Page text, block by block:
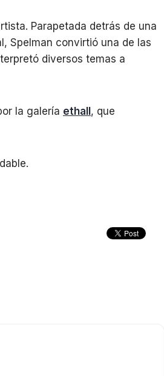
Parapetada detrás de una
Spelman convirtió una de las
diversos temas a
la galería ethall , que